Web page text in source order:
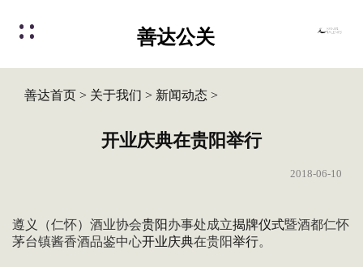
善达公关
善达首页> 关于我们 > 新闻动态>
开业庆典在贵阳举行
2018-06-10
遵义（仁怀）酒业协会贵阳 办事处成立揭牌仪式暨酒都仁怀
茅台镇酱香酒品鉴中心开业庆典在贵阳举行。